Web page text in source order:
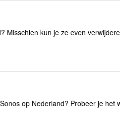
Misschien kun je ze even
op Nederland? Probeer je het